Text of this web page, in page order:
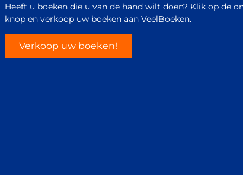
Heeft u boeken die u van de hand wilt doen? Klik op de
knop en verkoop uw boeken aan VeelBoeken.
Verkoop uw boeken!